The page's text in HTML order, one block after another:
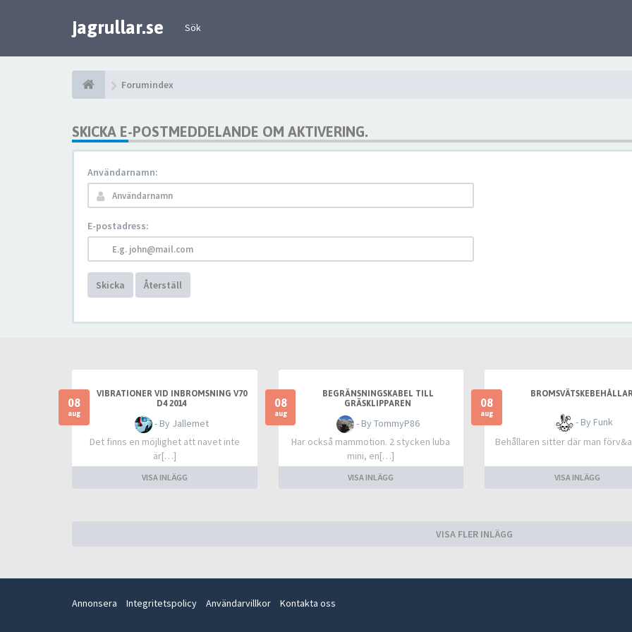
jagrullar.se Sök
Forumindex
SKICKA E-POSTMEDDELANDE OM AKTIVERING.
Användarnamn:
E-postadress:
Skicka Återställ
08
aug
VIBRATIONER VID INBROMSNING V70
D4 2014
- By Jallemet
Det finns en möjlighet att navet inte
är[…]
VISA INLÄGG
08
aug
BEGRÄNSNINGSKABEL TILL
GRÄSKLIPPAREN
- By TommyP86
Har också mammotion. 2 stycken luba
mini, en[…]
VISA INLÄGG
08
aug
- By Funk
Behållaren sitter där man
VISA INLÄGG
VISA FLER INLÄGG
Annonsera Integritetspolicy Användarvillkor Kontakta oss